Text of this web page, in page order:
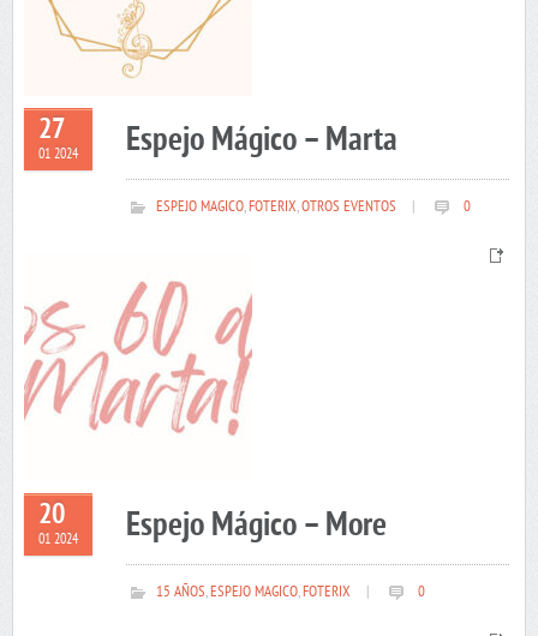
27
01 2024 Espejo Mágico – Marta
ESPEJO MAGICO,FOTERIX,OTROS EVENTOS 0
20
01 2024 Espejo Mágico – More
15 AÑOS,ESPEJO MAGICO,FOTERIX 0